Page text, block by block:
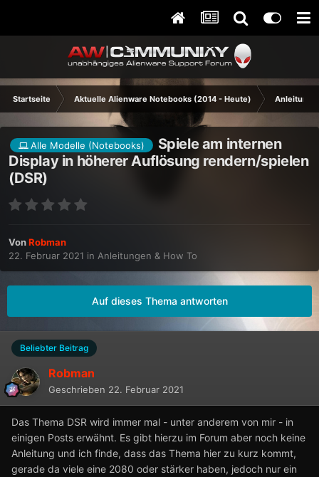
Startseite Aktuelle Alienware Notebooks (2014 - Heute)
Alle Modelle (Notebooks)
Spiele am internen
Display in höherer Auflösung rendern/spielen
(DSR)
VonRobman
22. Februar 2021 in Anleitungen & How To
Auf dieses Thema antworten
Beliebter Beitrag
Robman
Geschrieben 22. Februar 2021
Das Thema DSR wird immer mal - unter anderem von mir - in
einigen Posts erwähnt. Es gibt hierzu im Forum aber noch keine
Anleitung und ich finde, dass das Thema hier zu kurz kommt,
gerade da viele eine 2080 oder stärker haben, jedoch nur ein